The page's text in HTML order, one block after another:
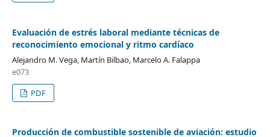
Evaluación de estrés laboral mediante técnicas de
reconocimiento emocional y ritmo cardíaco
Alejandro M. Vega, Martín Bilbao, Marcelo A. Falappa
e073
PDF
Producción de combustible sostenible de aviación: estudio